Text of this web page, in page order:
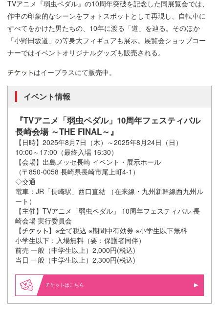
TVアニメ『弱虫ペダル』の10周年突破を記念した同展覧会では、
作中の印象的なシーンをフォトスポットとして再現し、自転車に
すべてをかけた男たちの、10年に渡る「道」を辿る。そのほか
「小野田坂道」の等身大フィギュアも展示。展覧会ショップコー
ナーではイベントオリジナルグッズも販売される。
はイープラスにて販売中。
イベント情報
『TVアニメ「弱虫ペダル」10周年フェスティバル
長崎会場 ～THE FINAL～』
【日時】2025年8月7日（木）～2025年8月24日（日）
10:00～17:00（最終入場 16:30）
【会場】出島メッセ長崎 イベント・展示ホール
（〒850-0058 長崎県長崎市尾上町4-1）
◇交通
電車：JR「長崎駅」西口直結 （在来線・九州新幹線西九州ル
ート）
【主催】TVアニメ「弱虫ペダル」 10周年フェスティバル 長
崎会場 実行委員会
【
】※全て税込 ※期間中有効券 ※小学生以下無料
小学生以下：入場無料（要：保護者同伴）
前売 一般（中学生以上）2,000円(税込)
当日 一般（中学生以上）2,300円(税込)
はこちら